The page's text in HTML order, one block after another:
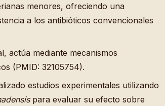
menores, ofreciendo una
a los antibióticos convencionales
actúa mediante mecanismos
(PMID: 32105754).
estudios experimentales utilizando
para evaluar su efecto sobre